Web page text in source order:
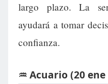
largo plazo. La
ayudará a tomar
confianza.
♒ Acuario (20 ene